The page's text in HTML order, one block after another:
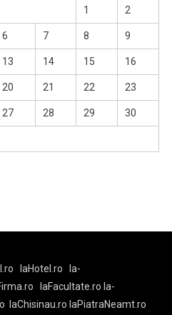
1 2
6 7 8 9
13 14 15 16
20 21 22 23
27 28 29 30
laHotel.ro
la-
laFacultate.rola-
laChisinau.ro laPiatraNeamt.ro